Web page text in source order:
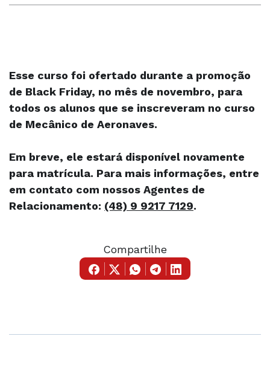
Esse curso foi ofertado durante a promoção
de Black Friday, no mês de novembro, para
todos os alunos que se inscreveram no curso
de Mecânico de Aeronaves.
Em breve, ele estará disponível novamente
para matrícula. Para mais informações, entre
em contato com nossos Agentes de
Relacionamento: (48) 9 9217 7129.
Compartilhe